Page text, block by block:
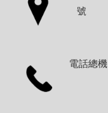
號
電話總